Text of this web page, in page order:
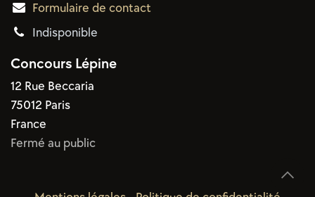
Formulaire de contact
Indisponible
Concours Lépine
12 Rue Beccaria
75012 Paris
France
Fermé au public